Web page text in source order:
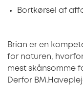
Bortkørsel af
Brian er en
for naturen,
mest skånsomme
Derfor